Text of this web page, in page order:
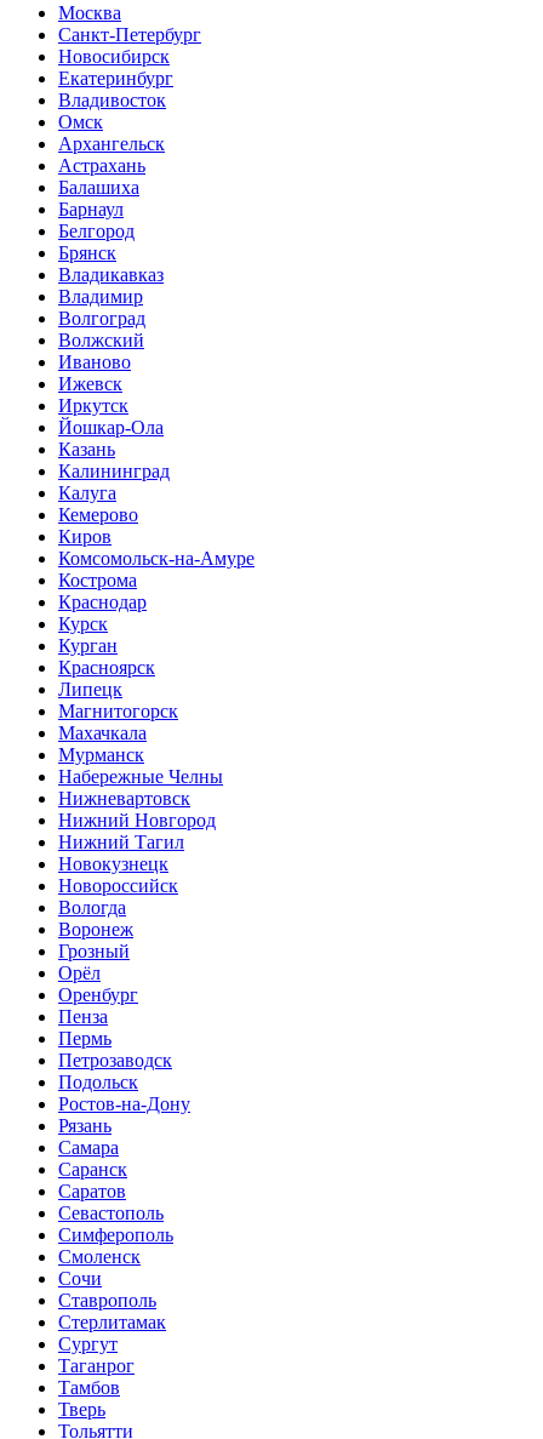
Москва
Санкт-Петербург
Новосибирск
Екатеринбург
Владивосток
Омск
Архангельск
Астрахань
Балашиха
Барнаул
Белгород
Брянск
Владикавказ
Владимир
Волгоград
Волжский
Иваново
Ижевск
Иркутск
Йошкар-Ола
Казань
Калининград
Калуга
Кемерово
Киров
Комсомольск-на-Амуре
Кострома
Краснодар
Курск
Курган
Красноярск
Липецк
Магнитогорск
Махачкала
Мурманск
Набережные Челны
Нижневартовск
Нижний Новгород
Нижний Тагил
Новокузнецк
Новороссийск
Вологда
Воронеж
Грозный
Орёл
Оренбург
Пенза
Пермь
Петрозаводск
Подольск
Ростов-на-Дону
Рязань
Самара
Саранск
Саратов
Севастополь
Симферополь
Смоленск
Сочи
Ставрополь
Стерлитамак
Сургут
Таганрог
Тамбов
Тверь
Тольятти